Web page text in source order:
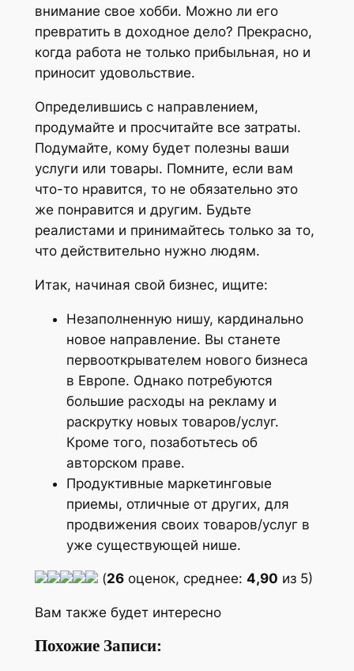
внимание свое хобби. Можно ли его
превратить в доходное дело? Прекрасно,
когда работа не только прибыльная, но и
приносит удовольствие.
Определившись с направлением,
продумайте и просчитайте все затраты.
Подумайте, кому будет полезны ваши
услуги или товары. Помните, если вам
что-то нравится, то не обязательно это
же понравится и другим. Будьте
реалистами и принимайтесь только за то,
что действительно нужно людям.
Итак, начиная свой бизнес, ищите:
Незаполненную нишу, кардинально
новое направление. Вы станете
первооткрывателем нового бизнеса
в Европе. Однако потребуются
большие расходы на рекламу и
раскрутку новых товаров/услуг.
Кроме того, позаботьтесь об
авторском праве.
Продуктивные маркетинговые
приемы, отличные от других, для
продвижения своих товаров/услуг в
уже существующей нише.
(26оценок, среднее: 4,90 из 5)
Вам также будет интересно
Похожие Записи: